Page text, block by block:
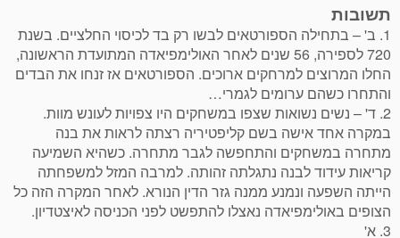
תשובות
1. ב' – בתחילה הספורטאים לבשו רק בד לכיסוי החלציים. בשנת
720 לספירה, 56 שנים לאחר האולימפיאדה המתועדת הראשונה,
החלו המרוצים למרחקים ארוכים. הספורטאים אז זנחו את הבדים
והתחרו כשהם ערומים לגמרי…
2. ד' – נשים נשואות שצפו במשחקים היו צפויות לעונש מוות.
במקרה אחד אישה בשם קליפטיריה רצתה לראות את בנה
מתחרה במשחקים והתחפשה לגבר מתחרה. כשהיא השמיעה
קריאות עידוד לבנה נתגלתה זהותה. למרבה המזל למשפחתה
הייתה השפעה ונמנע ממנה גזר הדין הנורא. לאחר המקרה הזה כל
הצופים באולימפיאדה נאצלו להתפשט לפני הכניסה לאיצטדיון.
3. א'